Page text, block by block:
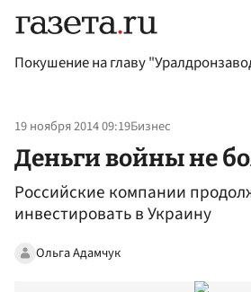
Покушение на главу
19 ноября 2014 09:19Бизнес
Деньги войны не
Российские компании
инвестировать в Украину
Ольга Адамчук